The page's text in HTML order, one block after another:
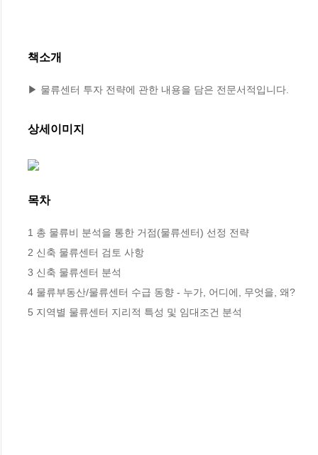
책소개
▶ 물류센터 투자 전략에 관한 내용을 담은 전문서적입니다.
상세이미지
목차
1 총 물류비 분석을 통한 거점(물류센터) 선정 전략
2 신축 물류센터 검토 사항
3 신축 물류센터 분석
4 물류부동산/물류센터 수급 동향 - 누가, 어디에, 무엇을, 왜?
5 지역별 물류센터 지리적 특성 및 임대조건 분석